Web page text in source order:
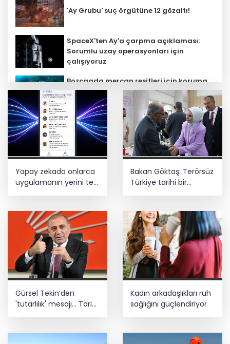
'Ay Grubu' suç örgütüne 12 gözaltı!
SpaceX'ten Ay'a çarpma açıklaması:
Sorumlu uzay operasyonları için
çalışıyoruz
Bozcaada mercan resifleri için koruma
seferberliği... 180 deniz canlısı türü kayıt
altına alındı
Teröristler teslim olmaya devam
ediyor... Hudutlarda 490 kişi yakalandı
Kayseri Büyükşehir gökyüzü tutkunlarını
Erciyes'te buluşturacak
'Terörsüz Türkiye'
Yapay zekada onlarca
uygulamanın yerini tek
asistan alabilir
Bakan Göktaş: Terörsüz
Türkiye tarihi bir
adımdır
Gürsel Tekin’den
'tutarlılık' mesajı... Tarihi
Kadın arkadaşlıkları ruh
sağlığını güçlendiriyor